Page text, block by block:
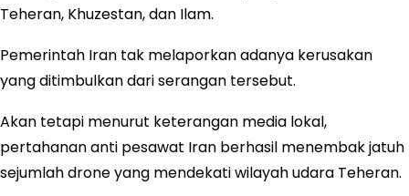
Teheran, Khuzestan, dan Ilam.
Pemerintah Iran tak melaporkan adanya kerusakan
yang ditimbulkan dari serangan tersebut.
Akan tetapi menurut keterangan media lokal,
pertahanan anti pesawat Iran berhasil menembak jatuh
sejumlah drone yang mendekati wilayah udara Teheran.